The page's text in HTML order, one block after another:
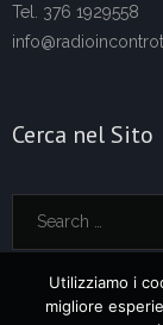
Tel. 376 1929558
Cerca nel Sito
Utilizziamo i
migliore